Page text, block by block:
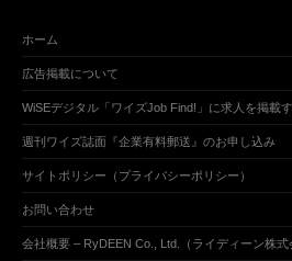
ホーム
広告掲載について
WiSEデジタル「ワイズJob Find!」に求人を掲載
週刊ワイズ誌面『企業有料郵送』のお申し込み
サイトポリシー（プライバシーポリシー）
お問い合わせ
会社概要 – RyDEEN Co., Ltd.（ライディーン株式